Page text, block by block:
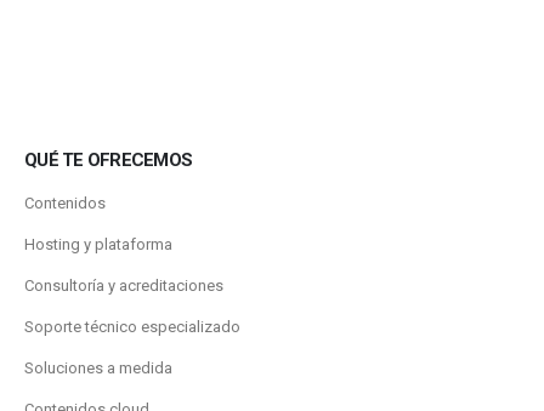
QUÉ TE OFRECEMOS
Contenidos
Hosting y plataforma
Consultoría y acreditaciones
Soporte técnico especializado
Soluciones a medida